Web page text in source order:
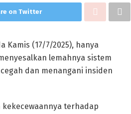
on Twitter
Kamis (17/7/2025), hanya
lemahnya sistem
dan menangani insiden
kekecewaannya terhadap